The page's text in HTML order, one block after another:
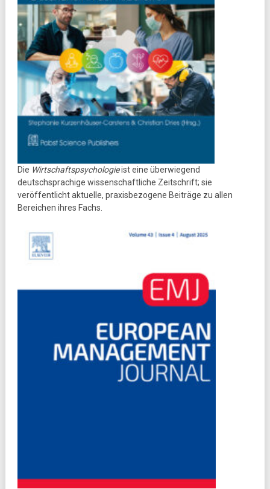
Die Wirtschaftspsychologieist eine überwiegend
deutschsprachige wissenschaftliche Zeitschrift; sie
veröffentlicht aktuelle, praxisbezogene Beiträge zu allen
Bereichen ihres Fachs.